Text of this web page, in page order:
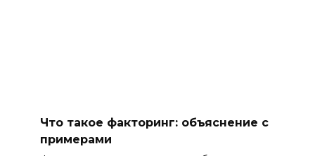
Что такое факторинг: объяснение с
примерами